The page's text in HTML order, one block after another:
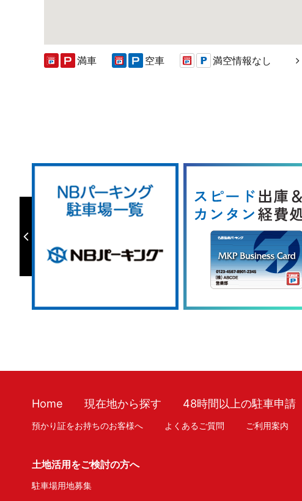
満車 空車 満空情報なし
Home 現在地から探す 48時間以上の駐車申請
預かり証をお持ちのお客様へ よくあるご質問 ご利用案内
土地活用をご検討の方へ
駐車場用地募集